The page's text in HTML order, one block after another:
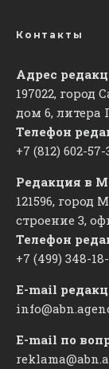
Контакты
Адрес
197022,
дом 6, литера
Телефон
+7 (812) 602-57-
Редакция в
121596, город
строение 3,
Телефон
+7 (499) 348-
E-mail
E-mail по